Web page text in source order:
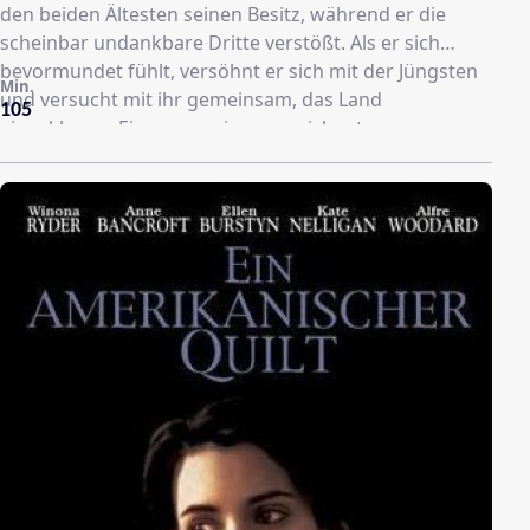
den beiden Ältesten seinen Besitz, während er die
scheinbar undankbare Dritte verstößt. Als er sich
bevormundet fühlt, versöhnt er sich mit der Jüngsten
und versucht mit ihr gemeinsam, das Land
einzuklagen. Ein von zwei ausgezeichneten
Hauptdarstellerinnen getragenes Familiendrama, das
sich vage an Shakespeares Tragödie "König Lear"
anlehnt. Die Generationskonflikte werden durch zu
viele Probleme überfrachtet, so daß der Film nur in
wenigen Augenblicken unter die Oberfläche gängiger
Mainstream-Unterhaltung dringt.
105
Min.